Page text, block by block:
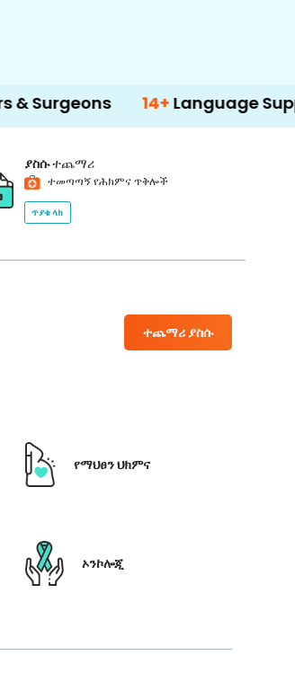
14+Language Support
ያስሱተጨማሪ
ተመጣጣኝ የሕክምና ጥቅሎች
ጥያቄ ላክ
ተጨማሪ ያስሱ
የማህፀን ህክምና
ኦንኮሎጂ